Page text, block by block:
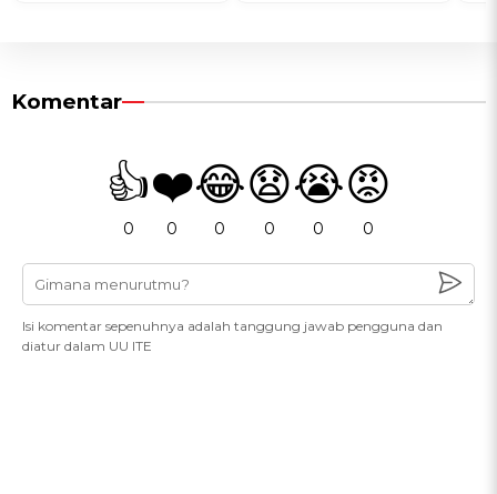
Komentar
👍
0
❤️
0
😂
0
😧
0
😭
0
😡
0
Isi komentar sepenuhnya adalah tanggung jawab pengguna dan
diatur dalam UU ITE